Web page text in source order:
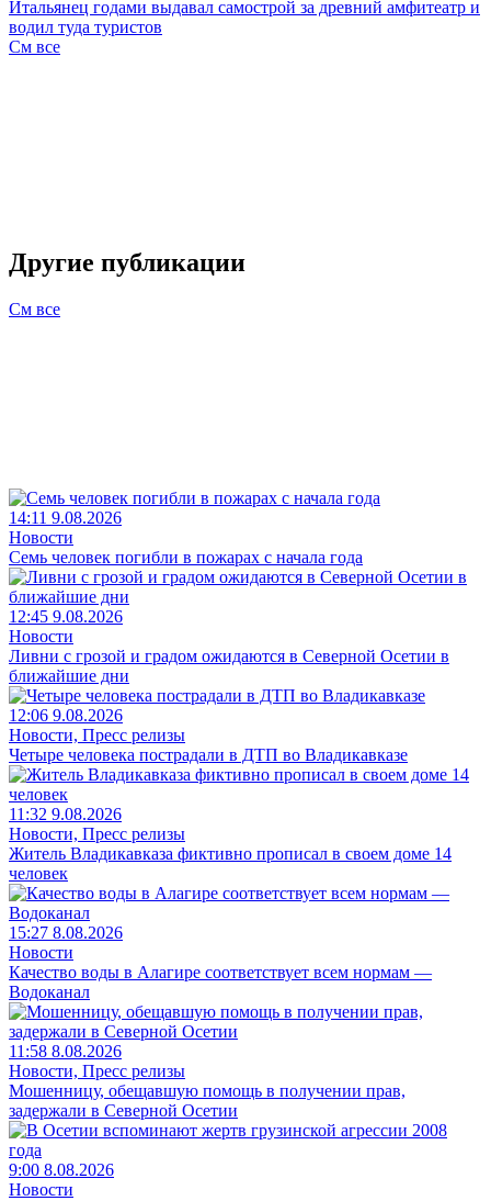
Итальянец годами выдавал самострой за древний амфитеатр и
водил туда туристов
См все
Другие публикации
См все
14:11 9.08.2026
Новости
Семь человек погибли в пожарах с начала года
12:45 9.08.2026
Новости
Ливни с грозой и градом ожидаются в Северной Осетии в
ближайшие дни
12:06 9.08.2026
Новости, Пресс релизы
Четыре человека пострадали в ДТП во Владикавказе
11:32 9.08.2026
Новости, Пресс релизы
Житель Владикавказа фиктивно прописал в своем доме 14
человек
15:27 8.08.2026
Новости
Качество воды в Алагире соответствует всем нормам —
Водоканал
11:58 8.08.2026
Новости, Пресс релизы
Мошенницу, обещавшую помощь в получении прав,
задержали в Северной Осетии
9:00 8.08.2026
Новости